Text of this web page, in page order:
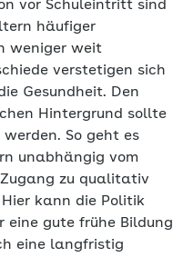
vor Schuleintritt sind
häufiger
weniger weit
verstetigen sich
Gesundheit. Den
Hintergrund sollte
So geht es
unabhängig vom
zu qualitativ
kann die Politik
eine gute frühe Bildung
eine langfristig